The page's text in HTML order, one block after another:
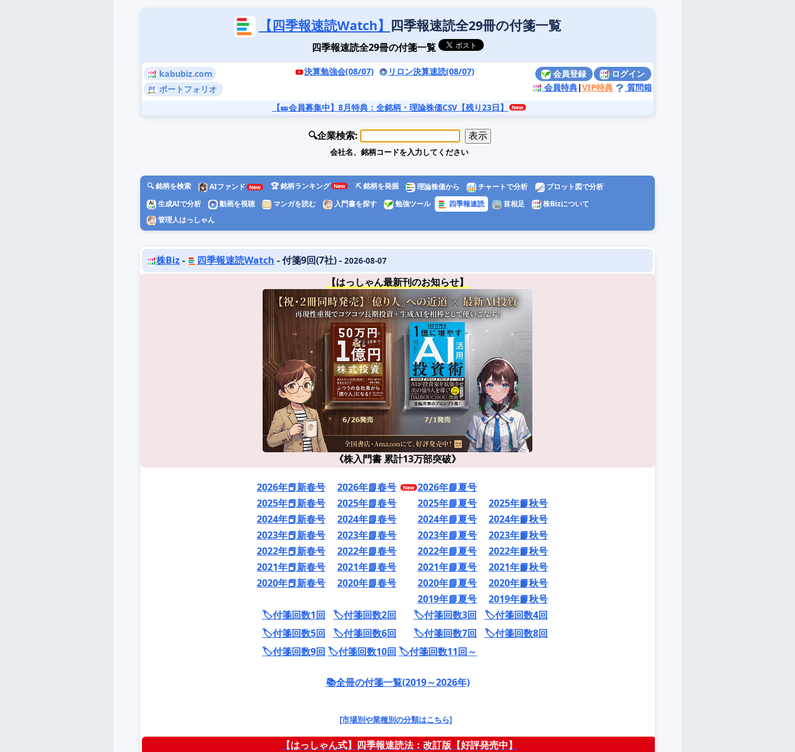
【四季報速読Watch】 四季報速読全29冊の付箋一覧
四季報速読全29冊の付箋一覧
kabubiz.com
ポートフォリオ
会員登録
ログイン
会員特典|VIP特典 質問箱
決算勉強会(08/07) リロン決算速読(08/07)
【🎫会員募集中】8月特典 ：全銘柄・理論株価CSV【残り23日】
🔍企業検索:
会社名、銘柄コードを入力してください
🔍 銘柄を検索 AIファンド 🏆 銘柄ランキング ⛏️ 銘柄を発掘 理論株価から チャートで分析
プロット図で分析
生成AIで分析
動画を視聴 マンガを読む 入門書を探す 勉強ツール 四季報速読 首相足
株Bizについて
管理人はっしゃん
株Biz- 四季報速読Watch - 付箋9回(7社) - 2026-08-07
【はっしゃん最新刊のお知らせ】
《株入門書 累計13万部突破》
2026年📕新春号 2026年📗春号
2026年📘夏号
2025年📕新春号
2025年📗春号 2025年📘夏号
2025年📙秋号
2024年📕新春号
2024年📗春号 2024年📘夏号
2024年📙秋号
2023年📕新春号
2023年📗春号 2023年📘夏号
2023年📙秋号
2022年📕新春号
2022年📗春号 2022年📘夏号
2022年📙秋号
2021年📕新春号
2021年📗春号 2021年📘夏号
2021年📙秋号
2020年📕新春号
2020年📗春号 2020年📘夏号
2020年📙秋号
2019年📘夏号
2019年📙秋号
🏷️付箋回数1回
🏷️付箋回数2回 🏷️付箋回数3回
🏷️付箋回数4回
🏷️付箋回数5回
🏷️付箋回数6回 🏷️付箋回数7回
🏷️付箋回数8回
🏷️付箋回数9回 🏷️付箋回数10回 🏷️付箋回数11回～
📚全冊の付箋一覧(2019～2026年)
[市場別や業種別の分類はこちら]
【はっしゃん式】四季報速読法：改訂版【好評発売中】